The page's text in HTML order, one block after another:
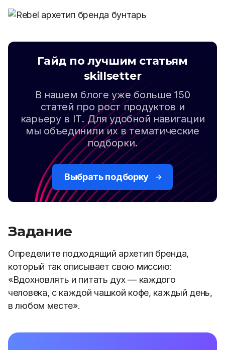
Гайд по лучшим статьям
skillsetter
В нашем блоге уже больше 150
статей про рост продуктов и
карьеру в IT. Для удобной навигации
мы объединили их в тематические
подборки.
Выбрать подборку
Задание
Определите подходящий архетип бренда,
который так описывает свою миссию:
«Вдохновлять и питать дух — каждого
человека, с каждой чашкой кофе, каждый день,
в любом месте».